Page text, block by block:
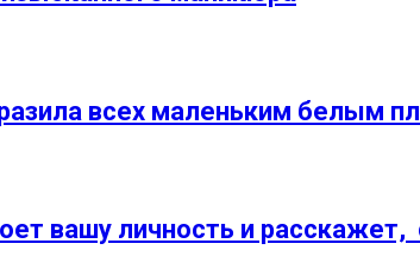
всех маленьким белым
вашу личность и